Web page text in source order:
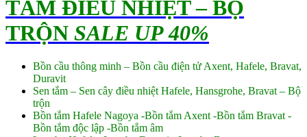
TẮM ĐIỀU NHIỆT – BỘ
TRỘN SALE UP 40%
Bồn cầu thông minh – Bồn cầu điện tử Axent, Hafele, Bravat,
Duravit
Sen tắm – Sen cây điều nhiệt Hafele, Hansgrohe, Bravat – Bộ
trộn
Bồn tắm Hafele Nagoya -Bồn tắm Axent -Bồn tắm Bravat -
Bồn tắm độc lập -Bồn tắm âm